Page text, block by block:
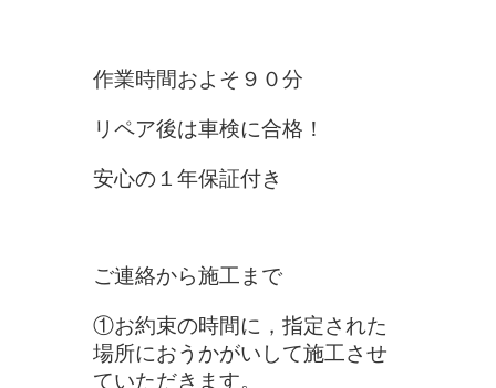
作業時間およそ９０分
リペア後は車検に合格！
安心の１年保証付き
ご連絡から施工まで
①お約束の時間に，指定された
場所におうかがいして施工させ
ていただきます。